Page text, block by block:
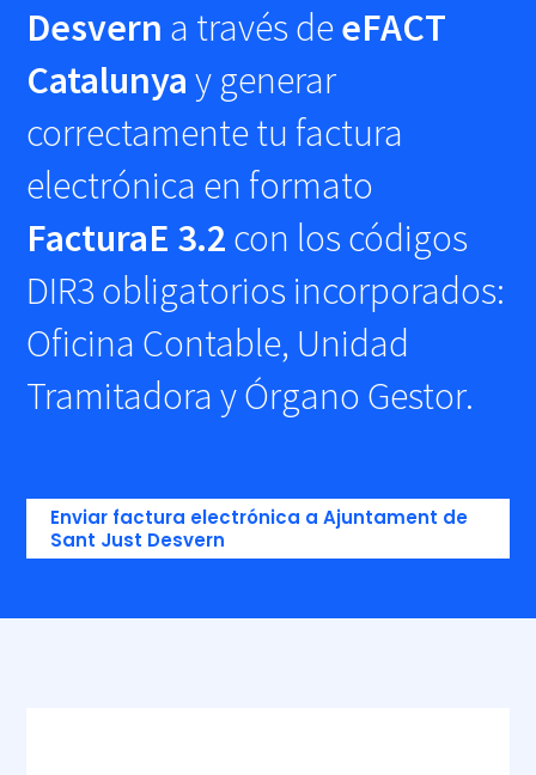
Desvern a través deeFACT
Catalunya y generar
correctamente tu factura
electrónica en formato
FacturaE 3.2 con los códigos
DIR3 obligatorios incorporados:
Oficina Contable, Unidad
Tramitadora y Órgano Gestor.
Enviar factura electrónica a Ajuntament de
Sant Just Desvern